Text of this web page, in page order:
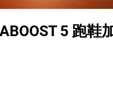
5 跑鞋